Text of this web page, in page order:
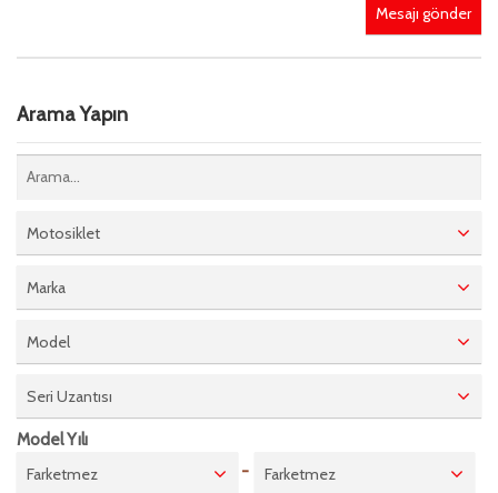
Mesajı gönder
Arama Yapın
Motosiklet
Marka
Model
Seri Uzantısı
Model Yılı
Farketmez
- Farketmez